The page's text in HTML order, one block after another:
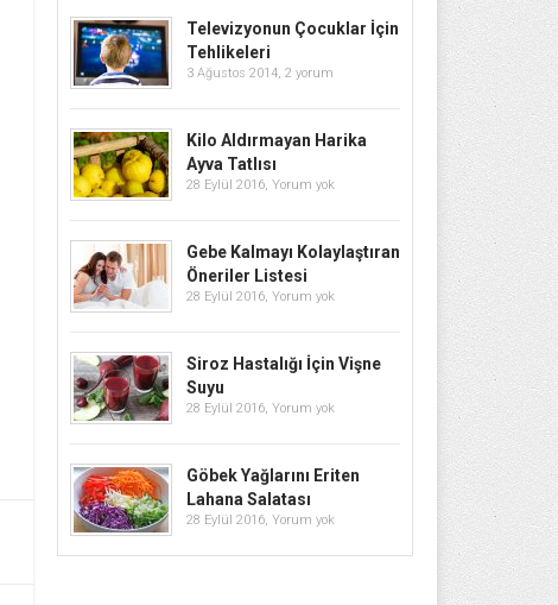
Televizyonun Çocuklar İçin
Tehlikeleri
3 Ağustos 2014, 2 yorum
Kilo Aldırmayan Harika
Ayva Tatlısı
28 Eylül 2016, Yorum yok
Gebe Kalmayı Kolaylaştıran
Öneriler Listesi
28 Eylül 2016, Yorum yok
Siroz Hastalığı İçin Vişne
Suyu
28 Eylül 2016, Yorum yok
Göbek Yağlarını Eriten
Lahana Salatası
28 Eylül 2016, Yorum yok